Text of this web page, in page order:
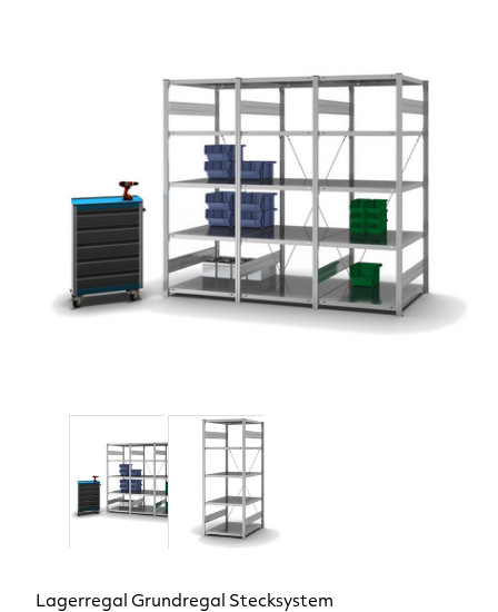
Lagerregal Grundregal Stecksystem